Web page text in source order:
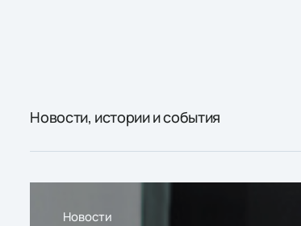
Новости, истории и события
Новости